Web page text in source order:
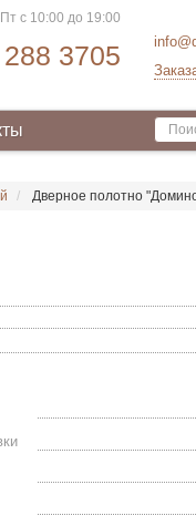
с 10:00 до 19:00
3705
Дверное полотно